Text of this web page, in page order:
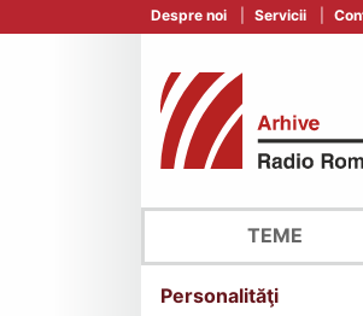
Despre noi Servicii
TEME
Personalităţi